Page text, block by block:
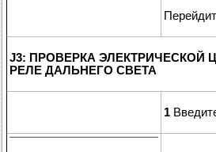
J3: ПРОВЕРКА ЭЛЕКТРИЧЕСКОЙ
РЕЛЕ ДАЛЬНЕГО СВЕТА
1